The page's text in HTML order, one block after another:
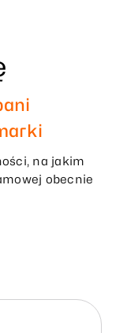
na jakim
obecnie